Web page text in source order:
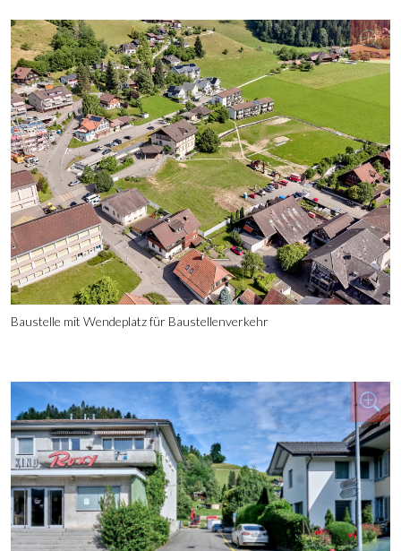
Baustelle mit Wendeplatz für Baustellenverkehr